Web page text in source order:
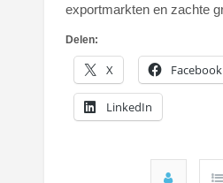
exportmarkten en zachte
Delen:
X Facebook
LinkedIn